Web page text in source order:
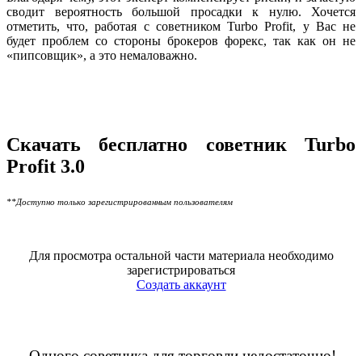
сводит вероятность большой просадки к нулю. Хочется
отметить, что, работая с советником Turbo Profit, у Вас не
будет проблем со стороны брокеров форекс, так как он не
«пипсовщик», а это немаловажно.
Скачать бесплатно советник Turbo
Profit 3.0
**Доступно только зарегистрированным пользователям
Для просмотра остальной части материала необходимо
зарегистрироваться
Создать аккаунт